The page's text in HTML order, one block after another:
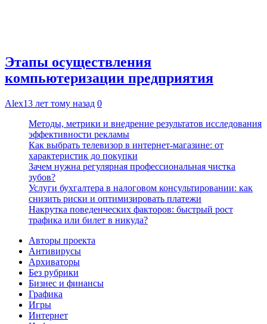
Этапы осуществления
компьютеризации предприятия
Alex13 лет тому назад 0
Методы, метрики и внедрение результатов исследования
эффективности рекламы
Как выбрать телевизор в интернет-магазине: от
характеристик до покупки
Зачем нужна регулярная профессиональная чистка
зубов?
Услуги бухгалтера в налоговом консультировании: как
снизить риски и оптимизировать платежи
Накрутка поведенческих факторов: быстрый рост
трафика или билет в никуда?
Авторы проекта
Антивирусы
Архиваторы
Без рубрики
Бизнес и финансы
Графика
Игры
Интернет